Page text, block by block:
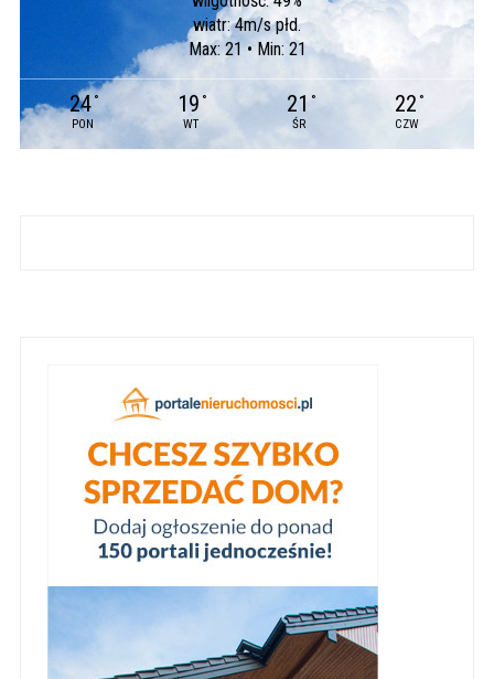
wiatr: 4m/s płd.
Max: 21 • Min: 21
24 °
PON
19 °
WT
21 °
ŚR
22 °
CZW